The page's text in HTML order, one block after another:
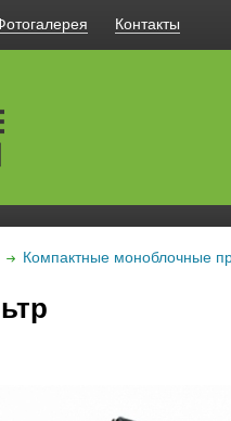
Контакты
Компактные моноблочные